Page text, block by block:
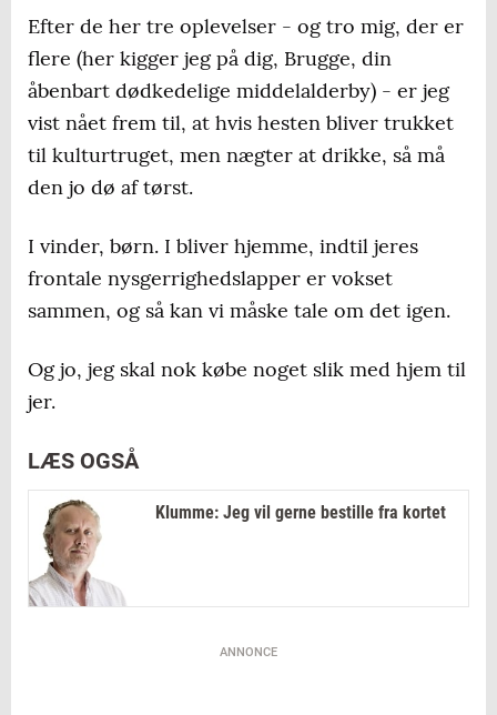
Efter de her tre oplevelser - og tro mig, der er
flere (her kigger jeg på dig, Brugge, din
åbenbart dødkedelige middelalderby) - er jeg
vist nået frem til, at hvis hesten bliver trukket
til kulturtruget, men nægter at drikke, så må
den jo dø af tørst.
I vinder, børn. I bliver hjemme, indtil jeres
frontale nysgerrighedslapper er vokset
sammen, og så kan vi måske tale om det igen.
Og jo, jeg skal nok købe noget slik med hjem til
jer.
LÆS OGSÅ
Klumme: Jeg vil gerne bestille fra kortet
ANNONCE